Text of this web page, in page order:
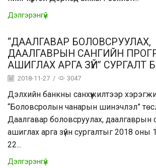
Дэлгэрэнгүй
“ДААЛГАВАР БОЛОВСРУУЛАХ,
ДААЛГАВРЫН САНГИЙН
АШИГЛАХ АРГА ЗҮЙ” СУРГАЛТ
2018-11-27 / 3047
Дэлхийн банкны санхүүжилтээр
“Боловсролын чанарын шинэчлэл”
Даалгавар боловсруулах, даалгаврын
ашиглах арга зүйн сургалтыг 2018 оны
22...
Дэлгэрэнгүй